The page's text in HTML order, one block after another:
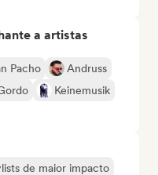
a artistas
Pacho
Andruss
Keinemusik
de maior impacto